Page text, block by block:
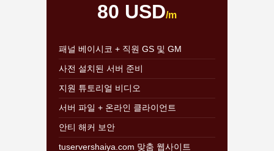
80 USD/m
패널 베이시코 + 직원 GS 및 GM
사전 설치된 서버 준비
지원 튜토리얼 비디오
서버 파일 + 온라인 클라이언트
안티 해커 보안
tuservershaiya.com 맞춤 웹사이트